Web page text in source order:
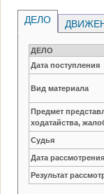
ДЕЛО
ДЕЛО
Дата поступления
Вид материала
Предмет
ходатайства,
Судья
Дата рассмотрения
Результат